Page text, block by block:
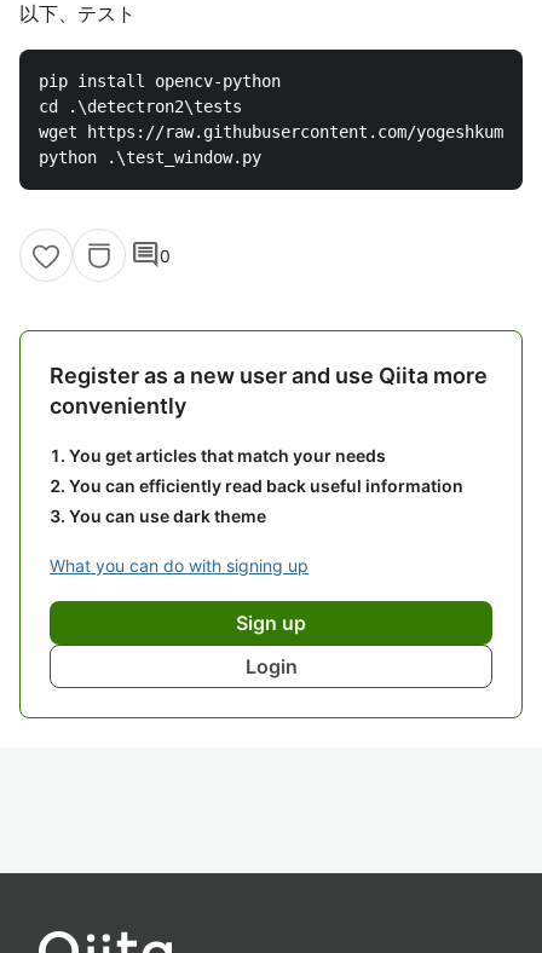
以下、テスト
pip install opencv-python
cd .\detectron2\tests
wget https://raw.githubusercontent.com/
comment0
Register as a new user and use Qiita more
conveniently
You get articles that match your needs
You can efficiently read back useful information
You can use dark theme
What you can do with signing up
Sign up
Login